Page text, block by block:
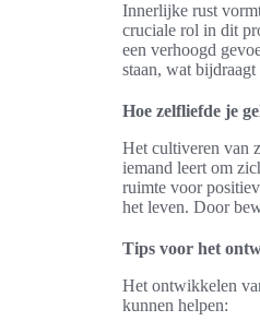
Innerlijke rust
cruciale rol in dit
een verhoogd
staan, wat
Hoe zelfliefde je
Het cultiveren van
iemand leert om
ruimte voor
het leven. Door
Tips voor het
Het ontwikkelen
kunnen helpen: